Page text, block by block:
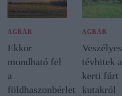
AGRÁR
Ekkor
mondható fel
a
földhaszonbérlet
AGRÁR
Veszélyes
tévhitek a
kerti fúrt
kutakról